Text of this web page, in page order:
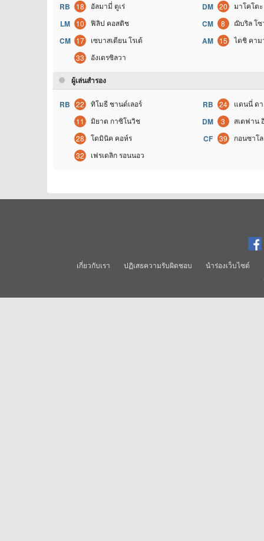
RB 18 อัลมามี่ ตูเร่ DM 20 มาโคโตะ
LM 10 ฟิลิป คอสติช CM 8 ฌิบริล โซ
CM 17 เซบาสเตียน โรเด้ AM 15
ไดชิ คาม
33
อังเดรซิลวา
ผู้เล่นสำรอง
RB 22 ทิโมธี ชานด์เลอร์ RB 24
แดนนี่ ด
11
มิยาต กาซิโนวิช DM 3
สเตฟาน
28
โดมินิค คอห์ร CF 39
กอนซาโ
32
เฟรเดลิก รอนนอว
เกี่ยวกับเรา ปฏิเสธความรับผิดชอบ นำร่องเว็บไซต์